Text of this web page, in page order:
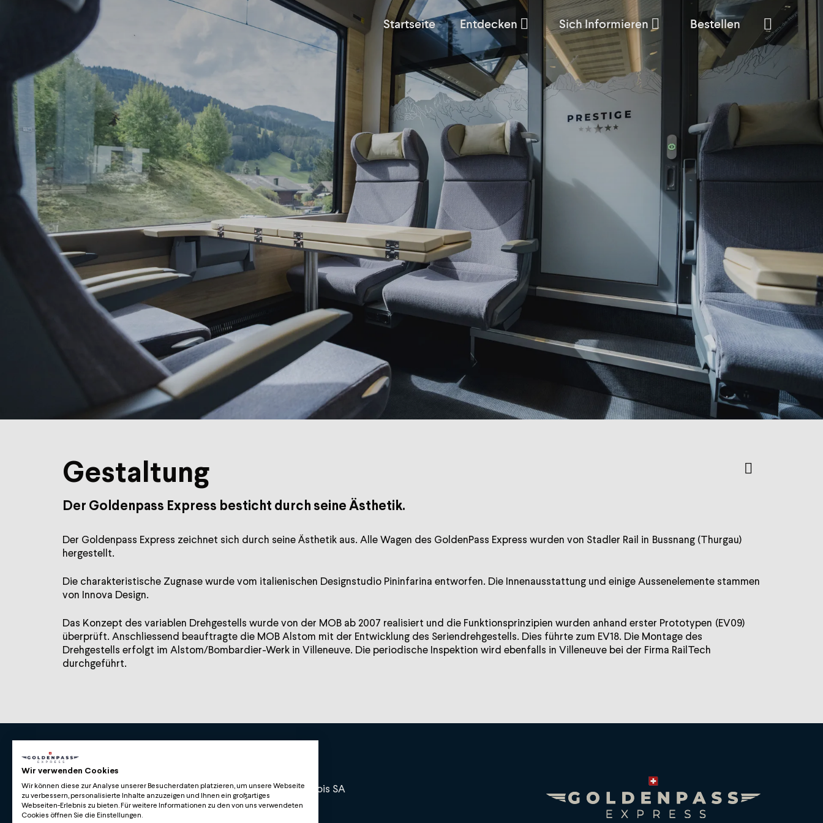
Startseite Entdecken Sich Informieren Bestellen
Gestaltung
Der Goldenpass Express besticht durch seine Ästhetik.
Der Goldenpass Express zeichnet sich durch seine Ästhetik aus. Alle Wagen des GoldenPass Express wurden von Stadler Rail in Bussnang (Thurgau)
hergestellt.
Die charakteristische Zugnase wurde vom italienischen Designstudio Pininfarina entworfen. Die Innenausstattung und einige Aussenelemente stammen
von Innova Design.
Das Konzept des variablen Drehgestells wurde von der MOB ab 2007 realisiert und die Funktionsprinzipien wurden anhand erster Prototypen (EV09)
überprüft. Anschliessend beauftragte die MOB Alstom mit der Entwicklung des Seriendrehgestells. Dies führte zum EV18. Die Montage des
Drehgestells erfolgt im Alstom/Bombardier-Werk in Villeneuve. Die periodische Inspektion wird ebenfalls in Villeneuve bei der Firma RailTech
Premium Swiss Travel Experience
Compagnie du Chemin de Fer Montreux Oberland bernois SA
BLS AG
Wir verwenden Cookies
Wir können diese zur Analyse unserer Besucherdaten platzieren, um unsere Webseite
zu verbessern, personalisierte Inhalte anzuzeigen und Ihnen ein großartiges
Webseiten-Erlebnis zu bieten. Für weitere Informationen zu den von uns verwendeten
Cookies öffnen Sie die Einstellungen.